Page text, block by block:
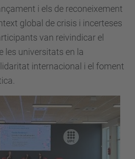
i els de reconeixement
global de crisis i incerteses
van reivindicar el
les universitats en la
internacional i el foment